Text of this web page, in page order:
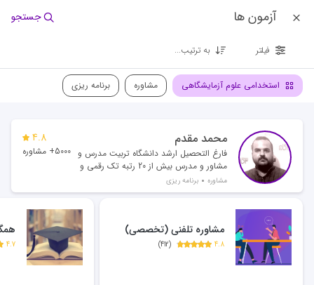
آزمون ها جستجو
فیلتر به ترتیب...
استخدامی علوم آزمایشگاهی مشاوره برنامه ریزی
محمد مقدم
فارغ التحصیل ارشد دانشگاه تربیت مدرس و
مشاور و مدرس بیش از 20 رتبه تک رقمی و
بیش از 500 رتبه دو رقمی
مشاوره برنامه ریزی
4.8
5000+ مشاوره
مشاوره تلفنی (تخصصی)
4.8
(
412
)
4.7